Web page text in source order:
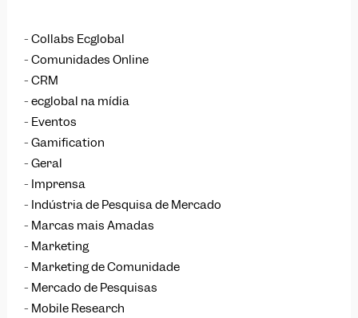
Collabs Ecglobal
Comunidades Online
CRM
ecglobal na mídia
Eventos
Gamification
Geral
Imprensa
Indústria de Pesquisa de Mercado
Marcas mais Amadas
Marketing
Marketing de Comunidade
Mercado de Pesquisas
Mobile Research